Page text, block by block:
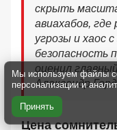
скрыть
авиахабов,
угрозы и хаос
безопасность
оценил
Александр
Цена
Мы используем файлы
персонализации и
Принять